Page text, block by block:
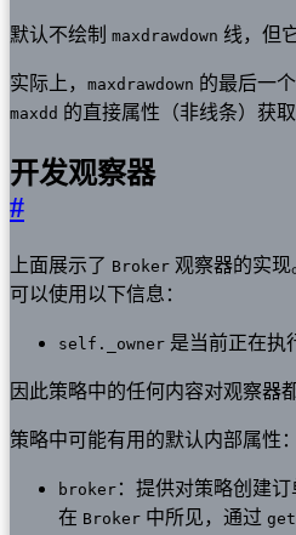
默认不绘制 maxdrawdown 线，但
实际上， maxdrawdown 的最后一
maxdd 的直接属性（非线条）获取
开发观察器
#
上面展示了 Broker 观察器的实现
可以使用以下信息：
self._owner 是当前正在执
因此策略中的任何内容对观察器
策略中可能有用的默认内部属性：
broker ：提供对策略创建
在 Broker 中所见，通过